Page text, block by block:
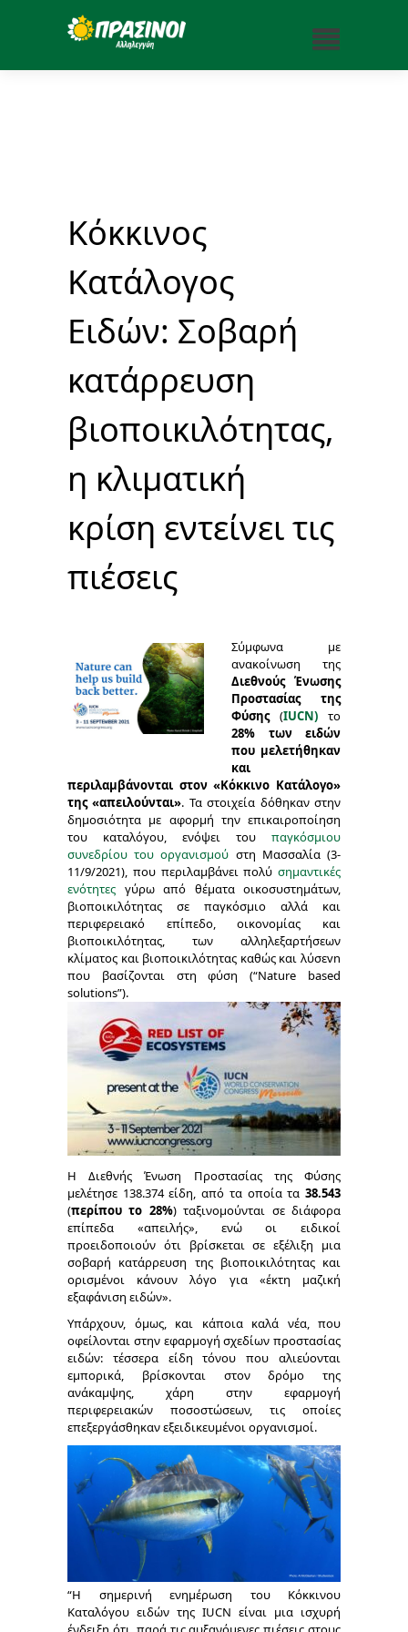
Κόκκινος
Kατάλογος
Eιδών: Σοβαρή
κατάρρευση
βιοποικιλότητας,
η κλιματική
κρίση εντείνει τις
πιέσεις
Σύμφωνα με
ανακοίνωση της
Διεθνούς Ένωσης
Προστασίας της
Φύσης(IUCN) το
28% των ειδών
που μελετήθηκαν
και
περιλαμβάνονται στον «Κόκκινο Kατάλογο»
της «απειλούνται». Τα στοιχεία δόθηκαν στην
δημοσιότητα με αφορμή την επικαιροποίηση
του καταλόγου, ενόψει του παγκόσμιου
συνεδρίου του οργανισμού στη Μασσαλία (3-
11/9/2021), που περιλαμβάνει πολύ σημαντικές
ενότητες γύρω από θέματα οικοσυστημάτων,
βιοποικιλότητας σε παγκόσμιο αλλά και
περιφερειακό επίπεδο, οικονομίας και
βιοποικιλότητας, των αλληλεξαρτήσεων
κλίματος και βιοποικιλότητας καθώς και λύσεvn
που βασίζονται στη φύση (“Nature based
solutions”).
Η Διεθνής Ένωση Προστασίας της Φύσης
μελέτησε 138.374 είδη, από τα οποία τα 38.543
(περίπου το 28%) ταξινομούνται σε διάφορα
επίπεδα «απειλής», ενώ οι ειδικοί
προειδοποιούν ότι βρίσκεται σε εξέλιξη μια
σοβαρή κατάρρευση της βιοποικιλότητας και
ορισμένοι κάνουν λόγο για «έκτη μαζική
εξαφάνιση ειδών».
Υπάρχουν, όμως, και κάποια καλά νέα, που
οφείλονται στην εφαρμογή σχεδίων προστασίας
ειδών: τέσσερα είδη τόνου που αλιεύονται
εμπορικά, βρίσκονται στον δρόμο της
ανάκαμψης, χάρη στην εφαρμογή
περιφερειακών ποσοστώσεων, τις οποίες
επεξεργάσθηκαν εξειδικευμένοι οργανισμοί.
“Η σημερινή ενημέρωση του Κόκκινου
Καταλόγου ειδών της IUCN είναι μια ισχυρή